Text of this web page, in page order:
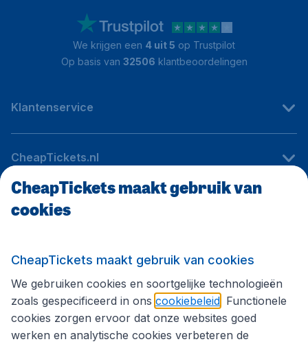
We krijgen een 4 uit 5 op Trustpilot
Op basis van 32506 klantbeoordelingen
Klantenservice
CheapTickets.nl
Internationale sites
Volg CheapTickets.nl
CheapTickets maakt gebruik van
cookies
CheapTickets maakt gebruik van cookies
We gebruiken cookies en soortgelijke technologieën
zoals gespecificeerd in ons cookiebeleid . Functionele
cookies zorgen ervoor dat onze websites goed
werken en analytische cookies verbeteren de